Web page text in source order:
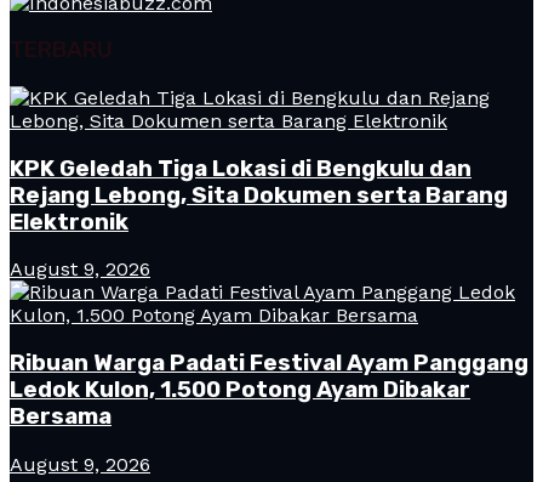
TERBARU
KPK Geledah Tiga Lokasi di Bengkulu dan
Rejang Lebong, Sita Dokumen serta Barang
Elektronik
August 9, 2026
Ribuan Warga Padati Festival Ayam Panggang
Ledok Kulon, 1.500 Potong Ayam Dibakar
Bersama
August 9, 2026